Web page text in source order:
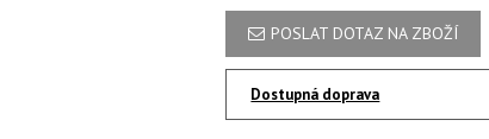
POSLAT DOTAZ NA ZBOŽÍ
Dostupná doprava